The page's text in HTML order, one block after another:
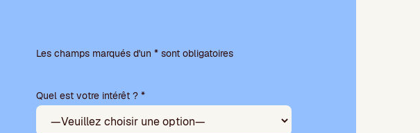
e
l
l
Les champs marqués d'un * sont obligatoires
Quel est votre intérêt ? *